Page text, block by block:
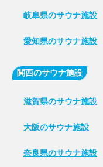
岐阜県のサウナ施設
愛知県のサウナ施設
関西のサウナ施設
滋賀県のサウナ施設
大阪のサウナ施設
奈良県のサウナ施設